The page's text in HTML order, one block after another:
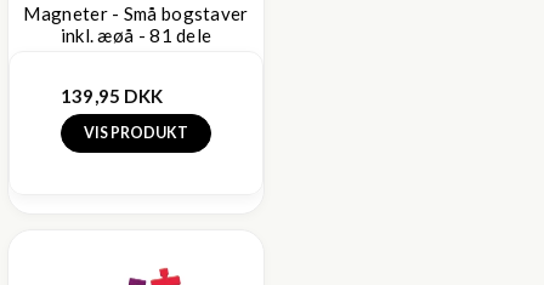
Magneter - Små bogstaver
inkl. æøå - 81 dele
139,95 DKK
VIS PRODUKT